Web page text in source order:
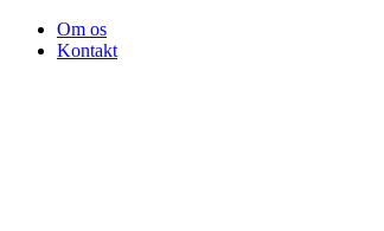
VidereOm os
Kontakt